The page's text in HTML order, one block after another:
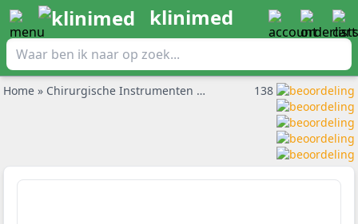
klinimed
Home » Chirurgische Instrumenten » Pincetten»Anatomisch
138